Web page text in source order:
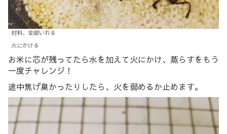
材料、全部いれる
火にかける
お米に芯が残ってたら水を加えて火にかけ、蒸らすをもう
一度チャレンジ！
途中焦げ臭かったりしたら、火を弱めるか止めます。